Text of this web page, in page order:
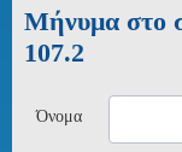
Μήνυμα στο
107.2
Όνομα